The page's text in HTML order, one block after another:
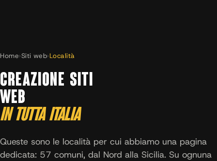
Home›Siti web›Località
CREAZIONE SITI
WEB
IN TUTTA ITALIA
Queste sono le località per cui abbiamo una pagina
dedicata: 57 comuni, dal Nord alla Sicilia. Su ognuna